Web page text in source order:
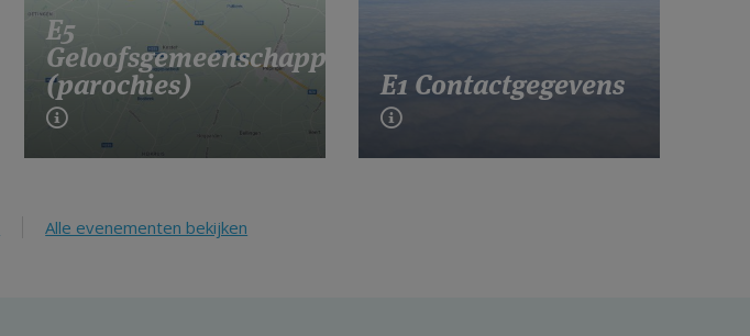
E5
Geloofsgemeenschappen
(parochies) E1 Contactgegevens
Alle evenementen bekijken